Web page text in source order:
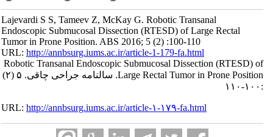
Lajevardi S S, Tameev Z, McKay G. Robotic Transanal
Endoscopic Submucosal Dissection (RTESD) of Large Rectal
Tumor in Prone Position. ABS 2016; 5 (2) :100-110
URL:http://annbsurg.iums.ac.ir/article-1-179-fa.html
Robotic Transanal Endoscopic Submucosal Dissection (RTESD) of
Large Rectal Tumor in Prone Position. سالنامه جراحی چاقی. ۵ (۲)
URL:http://annbsurg.iums.ac.ir/article-۱-۱۷۹-fa.html